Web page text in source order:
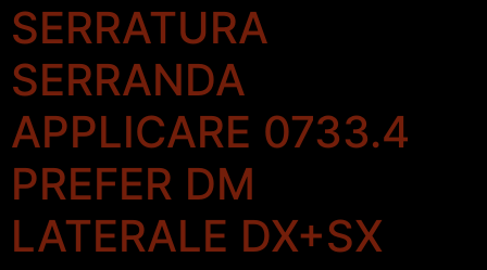
SERRATURA
SERRANDA
APPLICARE 0733.4
PREFER DM
LATERALE DX+SX